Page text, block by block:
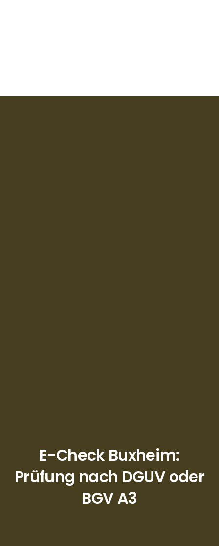
E-Check Buxheim:
Prüfung nach DGUV oder
BGV A3